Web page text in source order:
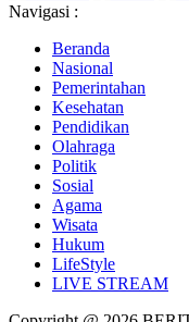
Navigasi :
Beranda
Nasional
Pemerintahan
Kesehatan
Pendidikan
Olahraga
Politik
Sosial
Agama
Wisata
Hukum
LifeStyle
LIVE STREAM